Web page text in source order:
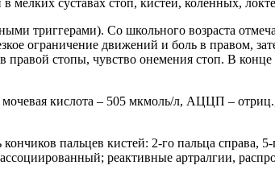
суставах стоп, кистей, коленных,
триггерами). Со школьного возраста
ограничение движений и боль в правом,
правой стопы, чувство онемения стоп. В
кислота – 505 мкмоль/л, АЦЦП –
пальцев кистей: 2‑го пальца справа,
реактивные артралгии,